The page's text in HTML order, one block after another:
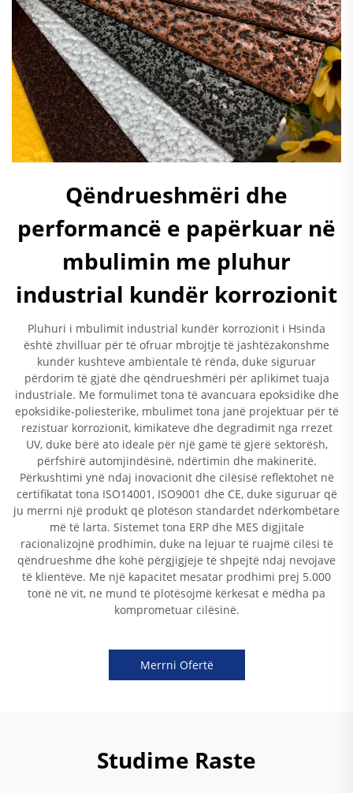
Qëndrueshmëri dhe
performancë e papërkuar në
mbulimin me pluhur
industrial kundër korrozionit
Pluhuri i mbulimit industrial kundër korrozionit i Hsinda
është zhvilluar për të ofruar mbrojtje të jashtëzakonshme
kundër kushteve ambientale të rënda, duke siguruar
përdorim të gjatë dhe qëndrueshmëri për aplikimet tuaja
industriale. Me formulimet tona të avancuara epoksidike dhe
epoksidike-poliesterike, mbulimet tona janë projektuar për të
rezistuar korrozionit, kimikateve dhe degradimit nga rrezet
UV, duke bërë ato ideale për një gamë të gjerë sektorësh,
përfshirë automjindësinë, ndërtimin dhe makineritë.
Përkushtimi ynë ndaj inovacionit dhe cilësisë reflektohet në
certifikatat tona ISO14001, ISO9001 dhe CE, duke siguruar që
ju merrni një produkt që plotëson standardet ndërkombëtare
më të larta. Sistemet tona ERP dhe MES digjitale
racionalizojnë prodhimin, duke na lejuar të ruajmë cilësi të
qëndrueshme dhe kohë përgjigjeje të shpejtë ndaj nevojave
të klientëve. Me një kapacitet mesatar prodhimi prej 5.000
tonë në vit, ne mund të plotësojmë kërkesat e mëdha pa
komprometuar cilësinë.
Merrni Ofertë
Studime Raste